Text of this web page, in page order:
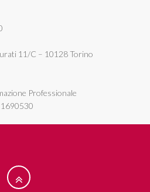
11/C – 10128 Torino
Professionale
1690530